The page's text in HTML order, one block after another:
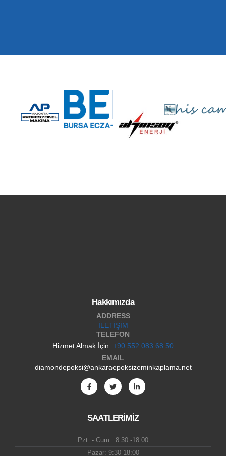
Hakkımızda
ADDRESS
İLETİŞİM
TELEFON
Hizmet Almak İçin: +90 552 083 68 50
EMAIL
diamondepoksi@ankaraepoksizeminkaplama.net
SAATLERİMİZ
Pzt. - Cum.: 8:30 -18:00
Pazar: 9:30-18:00